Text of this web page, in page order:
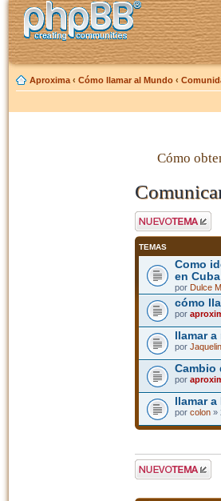
Aproxima ‹ Cómo llamar al Mundo ‹
Cómo
Publicar un nuevo
tema
TEMAS
Como
en Cuba
por Dulce
cómo
por
llamar
por
Cambio
por
llamar
por colon»
Publicar un nuevo
tema